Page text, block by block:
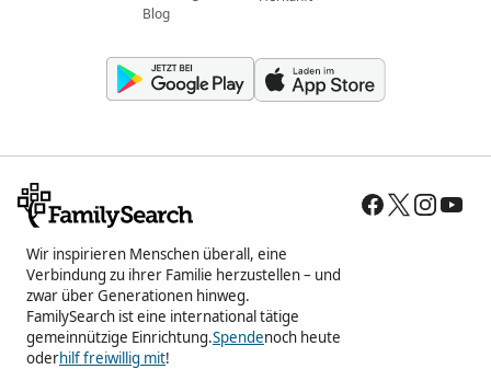
Blog
Wir inspirieren Menschen überall, eine
Verbindung zu ihrer Familie herzustellen – und
zwar über Generationen hinweg.
FamilySearch ist eine international tätige
gemeinnützige Einrichtung.Spendenoch heute
oderhilf freiwillig mit!